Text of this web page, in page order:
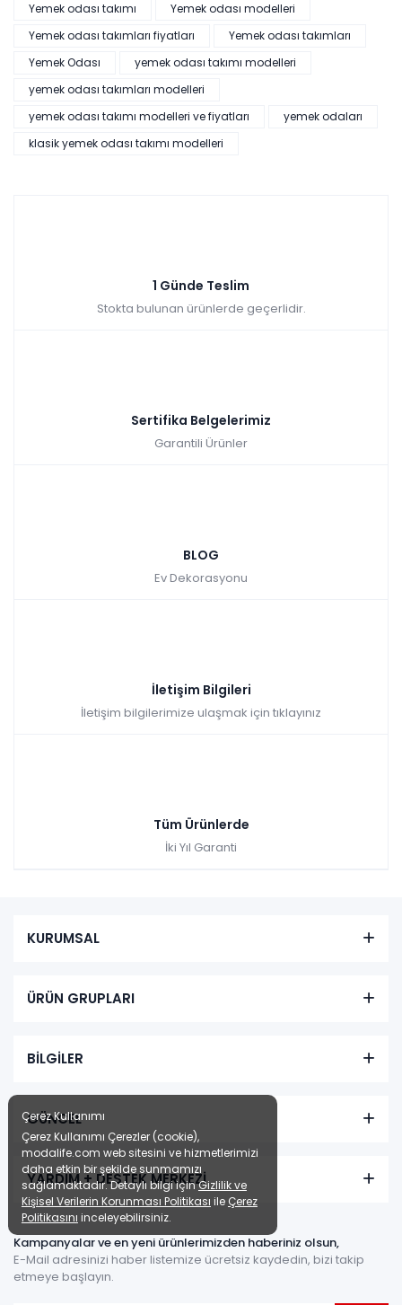
Yemek odası takımı
Yemek odası modelleri
Yemek odası takımları fiyatları
Yemek odası takımları
Yemek Odası
yemek odası takımı modelleri
yemek odası takımları modelleri
yemek odası takımı modelleri ve fiyatları
yemek odaları
klasik yemek odası takımı modelleri
1 Günde Teslim
Stokta bulunan ürünlerde geçerlidir.
Sertifika Belgelerimiz
Garantili Ürünler
BLOG
Ev Dekorasyonu
İletişim Bilgileri
İletişim bilgilerimize ulaşmak için tıklayınız
Tüm Ürünlerde
İki Yıl Garanti
KURUMSAL
ÜRÜN GRUPLARI
BİLGİLER
GÜNCEL
YARDIM + DESTEK MERKEZİ
Kampanyalar ve en yeni ürünlerimizden haberiniz olsun,
E-Mail adresinizi haber listemize ücretsiz kaydedin, bizi takip
etmeye başlayın.
Çerez Kullanımı
Çerez Kullanımı Çerezler (cookie),
modalife.com web sitesini ve hizmetlerimizi
daha etkin bir şekilde sunmamızı
sağlamaktadır. Detaylı bilgi içinGizlilik ve
Kişisel Verilerin Korunması Politikası ile Çerez
Politikasını inceleyebilirsiniz.